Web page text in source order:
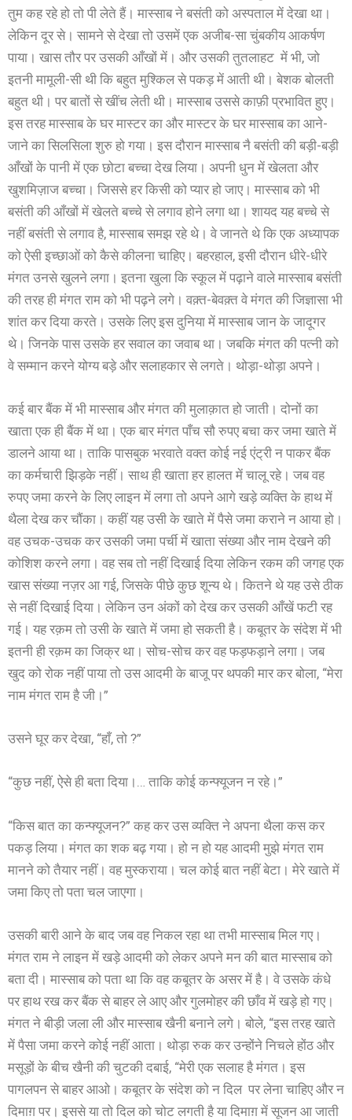
तुम कह रहे हो तो पी लेते हैं। मास्साब ने बसंती को अस्पताल में देखा था।
लेकिन दूर से। सामने से देखा तो उसमें एक अजीब-सा चुंबकीय आकर्षण
पाया। खास तौर पर उसकी आँखों में। और उसकी तुतलाहट में भी, जो
इतनी मामूली-सी थी कि बहुत मुश्किल से पकड़ में आती थी। बेशक बोलती
बहुत थी। पर बातों से खींच लेती थी। मास्साब उससे काफ़ी प्रभावित हुए।
इस तरह मास्साब के घर मास्टर का और मास्टर के घर मास्साब का आने-
जाने का सिलसिला शुरु हो गया। इस दौरान मास्साब नै बसंती की बड़ी-बड़ी
आँखों के पानी में एक छोटा बच्चा देख लिया। अपनी धुन में खेलता और
खुशमिज़ाज बच्चा। जिससे हर किसी को प्यार हो जाए। मास्साब को भी
बसंती की आँखों में खेलते बच्चे से लगाव होने लगा था। शायद यह बच्चे से
नहीं बसंती से लगाव है, मास्साब समझ रहे थे। वे जानते थे कि एक अध्यापक
को ऐसी इच्छाओं को कैसे कीलना चाहिए। बहरहाल, इसी दौरान धीरे-धीरे
मंगत उनसे खुलने लगा। इतना खुला कि स्कूल में पढ़ाने वाले मास्साब बसंती
की तरह ही मंगत राम को भी पढ़ने लगे। वक़्त-बेवक़्त वे मंगत की जिज्ञासा भी
शांत कर दिया करते। उसके लिए इस दुनिया में मास्साब जान के जादूगर
थे। जिनके पास उसके हर सवाल का जवाब था। जबकि मंगत की पत्नी को
वे सम्मान करने योग्य बड़े और सलाहकार से लगते। थोड़ा-थोड़ा अपने।
कई बार बैंक में भी मास्साब और मंगत की मुलाक़ात हो जाती। दोनों का
खाता एक ही बैंक में था। एक बार मंगत पाँच सौ रुपए बचा कर जमा खाते में
डालने आया था। ताकि पासबुक भरवाते वक्त कोई नई एंट्री न पाकर बैंक
का कर्मचारी झिड़के नहीं। साथ ही खाता हर हालत में चालू रहे। जब वह
रुपए जमा करने के लिए लाइन में लगा तो अपने आगे खड़े व्यक्ति के हाथ में
थैला देख कर चौंका। कहीं यह उसी के खाते में पैसे जमा कराने न आया हो।
वह उचक-उचक कर उसकी जमा पर्ची में खाता संख्या और नाम देखने की
कोशिश करने लगा। वह सब तो नहीं दिखाई दिया लेकिन रकम की जगह एक
खास संख्या नज़र आ गई, जिसके पीछे कुछ शून्य थे। कितने थे यह उसे ठीक
से नहीं दिखाई दिया। लेकिन उन अंकों को देख कर उसकी आँखें फटी रह
गई। यह रक़म तो उसी के खाते में जमा हो सकती है। कबूतर के संदेश में भी
इतनी ही रक़म का जिक्र था। सोच-सोच कर वह फड़फड़ाने लगा। जब
खुद को रोक नहीं पाया तो उस आदमी के बाजू पर थपकी मार कर बोला, “मेरा
नाम मंगत राम है जी।”
उसने घूर कर देखा, “हाँ, तो ?”
“कुछ नहीं, ऐसे ही बता दिया।… ताकि कोई कन्फ्यूजन न रहे।”
“किस बात का कन्फ्यूजन?” कह कर उस व्यक्ति ने अपना थैला कस कर
पकड़ लिया। मंगत का शक बढ़ गया। हो न हो यह आदमी मुझे मंगत राम
मानने को तैयार नहीं। वह मुस्कराया। चल कोई बात नहीं बेटा। मेरे खाते में
जमा किए तो पता चल जाएगा।
उसकी बारी आने के बाद जब वह निकल रहा था तभी मास्साब मिल गए।
मंगत राम ने लाइन में खड़े आदमी को लेकर अपने मन की बात मास्साब को
बता दी। मास्साब को पता था कि वह कबूतर के असर में है। वे उसके कंधे
पर हाथ रख कर बैंक से बाहर ले आए और गुलमोहर की छाँव में खड़े हो गए।
मंगत ने बीड़ी जला ली और मास्साब खैनी बनाने लगे। बोले, “इस तरह खाते
में पैसा जमा करने कोई नहीं आता। थोड़ा रुक कर उन्होंने निचले होंठ और
मसूड़ों के बीच खैनी की चुटकी दबाई, “मेरी एक सलाह है मंगत। इस
पागलपन से बाहर आओ। कबूतर के संदेश को न दिल पर लेना चाहिए और न
दिमाग़ पर। इससे या तो दिल को चोट लगती है या दिमाग़ में सूजन आ जाती